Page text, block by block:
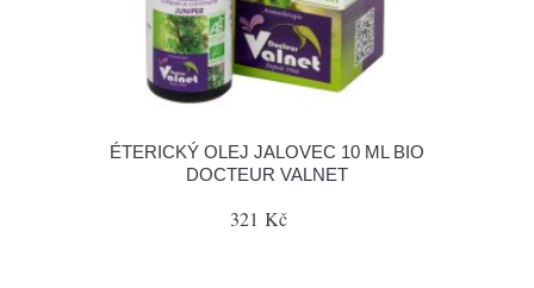
ÉTERICKÝ OLEJ JALOVEC 10 ML BIO
DOCTEUR VALNET
321 Kč